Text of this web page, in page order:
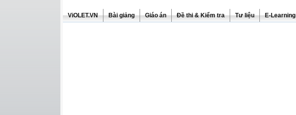
ViOLET.VN Bài giảng Giáo án Đề thi & Kiểm tra Tư liệu E-Learning